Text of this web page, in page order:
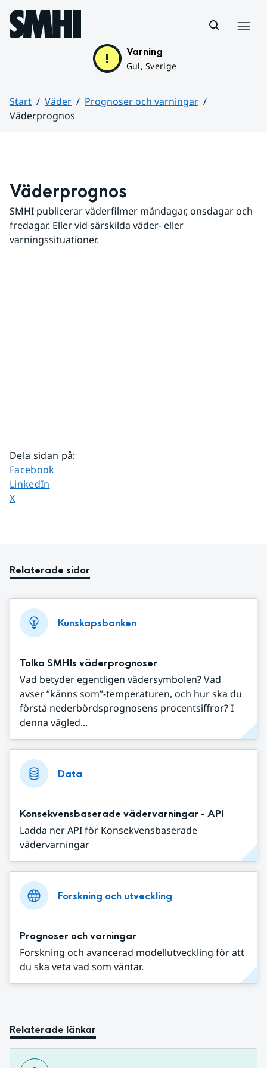
Hoppa till sidans innehåll
Varning
Gul, Sverige
Start Väder
Prognoser och varningar
Väderprognos
Väderprognos
SMHI publicerar väderfilmer måndagar, onsdagar och
fredagar. Eller vid särskilda väder- eller
varningssituationer.
Dela sidan på:
Dela sidan på
Facebook
Dela sidan på
LinkedIn
Dela sidan på
X
Relaterade sidor
Kunskapsbanken
Tolka SMHIs väderprognoser
Vad betyder egentligen vädersymbolen? Vad
avser ”känns som”-temperaturen, och hur ska du
förstå nederbördsprognosens procentsiffror? I
denna vägled...
Data
Konsekvensbaserade vädervarningar - API
Ladda ner API för Konsekvensbaserade
vädervarningar
Forskning och utveckling
Prognoser och varningar
Forskning och avancerad modellutveckling för att
du ska veta vad som väntar.
Relaterade länkar